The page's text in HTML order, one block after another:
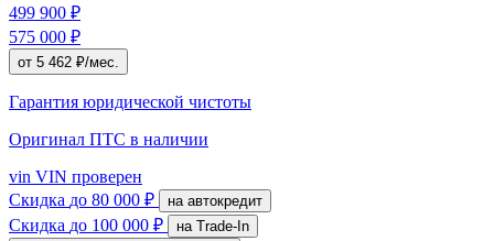
499 900 ₽
575 000 ₽
от 5 462 ₽/мес.
Гарантия юридической чистоты
Оригинал ПТС в наличии
vin VIN проверен
Скидка до 80 000 ₽ на автокредит
Скидка до 100 000 ₽
на Trade-In